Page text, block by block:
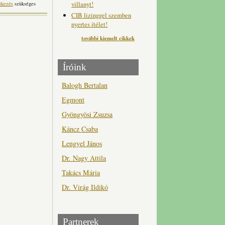
szükséges
villanyt!
CIB lizinggel szemben
nyertes ítélet!
további kiemelt cikkek
Íróink
Balogh Bertalan
Egmont
Gyöngyösi Zsuzsa
Káncz Csaba
Lengyel János
Dr. Nagy Attila
Takács Mária
Dr. Virág Ildikó
Partnerek